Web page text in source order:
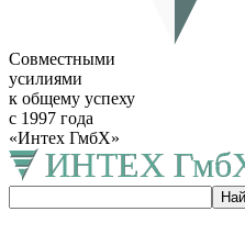
Совместными
усилиями
к общему успеху
с 1997 года
«Интех ГмбХ»